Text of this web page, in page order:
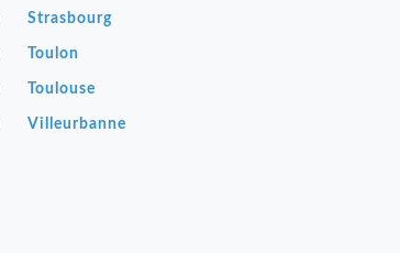
Strasbourg
Toulon
Toulouse
Villeurbanne